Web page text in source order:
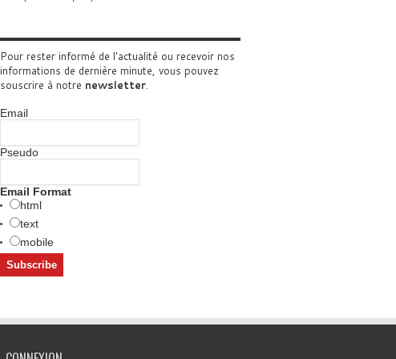
Pour rester informé de l'actualité ou recevoir nos
informations de dernière minute, vous pouvez
souscrire à notre newsletter.
Email
Pseudo
Email Format
html
text
mobile